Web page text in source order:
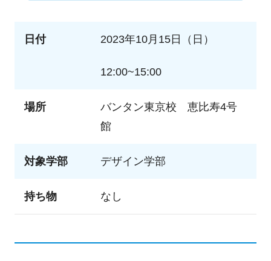
日付 2023年10月15日（日）
12:00~15:00
場所
バンタン東京校 恵比寿4号
館
対象学部 デザイン学部
持ち物 なし